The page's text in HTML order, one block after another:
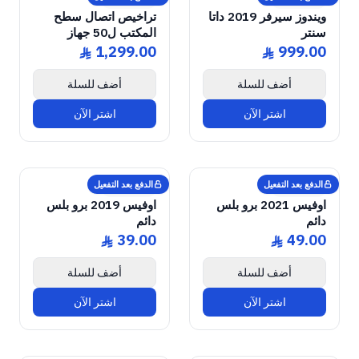
ويندوز سيرفر 2019 داتا
سنتر
ê 999.00
أضف للسلة
اشتر الآن
تراخيص اتصال سطح
المكتب ل50 جهاز
ê 1,299.00
أضف للسلة
اشتر الآن
الدفع بعد التفعيل
GENUINE SOFTWARE
LICENSE
Office
2021 Pro Plus
Windows • 1 Device • Lifetime
abmkeys
Microsoft
اوفيس 2021 برو بلس
دائم
ê 49.00
أضف للسلة
اشتر الآن
الدفع بعد التفعيل
GENUINE SOFTWARE
LICENSE
Office
2019 Pro Plus
Windows • 1 Device • Lifetime
abmkeys
Microsoft
اوفيس 2019 برو بلس
دائم
ê 39.00
أضف للسلة
اشتر الآن